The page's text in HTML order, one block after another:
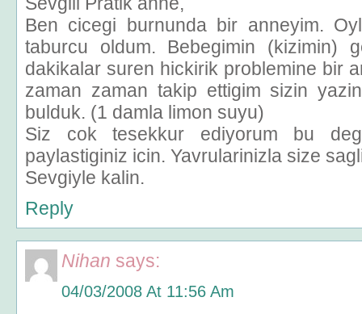
Ben cicegi burnunda bir anneyim.
taburcu oldum. Bebegimin (kizimin)
dakikalar suren hickirik problemine bir
zaman zaman takip ettigim sizin
bulduk. (1 damla limon suyu)
Siz cok tesekkur ediyorum bu
paylastiginiz icin. Yavrularinizla size
Sevgiyle kalin.
Reply
Nihan says:
04/03/2008 At 11:56 Am